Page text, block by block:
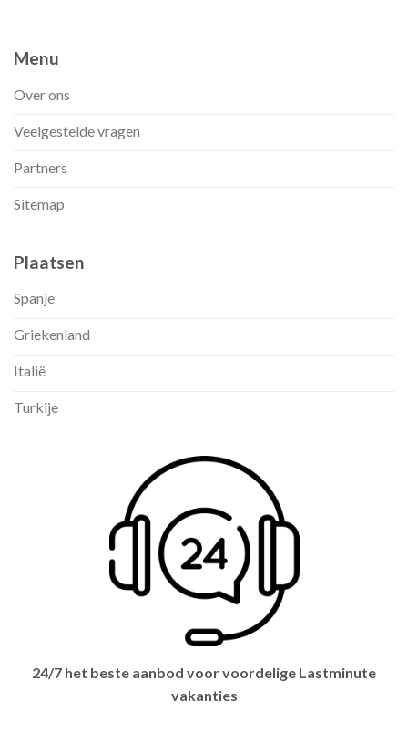
Menu
Over ons
Veelgestelde vragen
Partners
Sitemap
Plaatsen
Spanje
Griekenland
Italië
Turkije
24/7 het beste aanbod voor voordelige Lastminute
vakanties